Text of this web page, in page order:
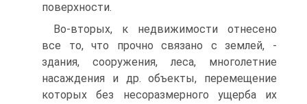
поверхности.
Во-вторых, к недвижимости отнесено
все то, что прочно связано с землей, -
здания, сооружения, леса, многолетние
насаждения и др. объекты, перемещение
которых без несоразмерного ущерба их